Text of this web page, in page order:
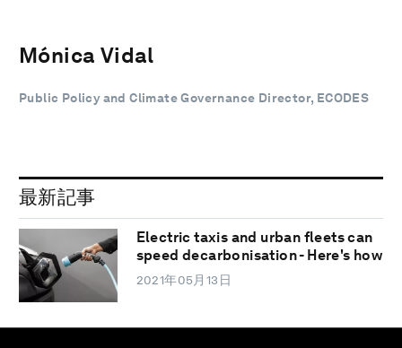
Mónica Vidal
Public Policy and Climate Governance Director, ECODES
最新記事
Electric taxis and urban fleets can
speed decarbonisation - Here's how
2021年05月13日